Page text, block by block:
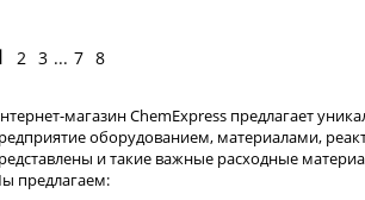
2 3 ... 7 8
магазин ChemExpress предлагает
оборудованием, материалами,
и такие важные расходные
предлагаем: